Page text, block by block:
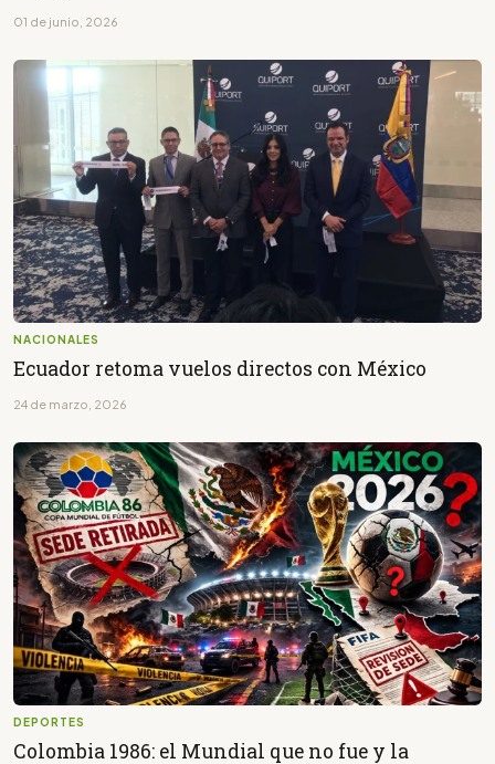
01 de junio, 2026
NACIONALES
Ecuador retoma vuelos directos con México
24 de marzo, 2026
DEPORTES
Colombia 1986: el Mundial que no fue y la